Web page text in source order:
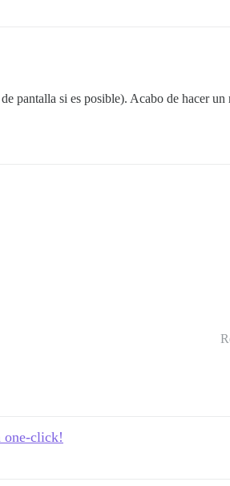
pantalla si es posible). Acabo de hacer
one-click!